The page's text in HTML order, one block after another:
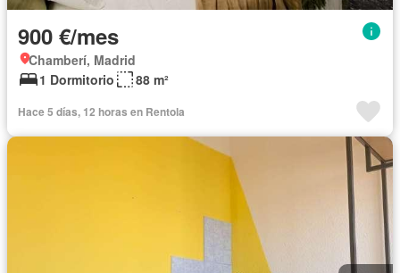
900 €/mes
Chamberí, Madrid
1 Dormitorio
88 m²
Hace 5 días, 12 horas en Rentola